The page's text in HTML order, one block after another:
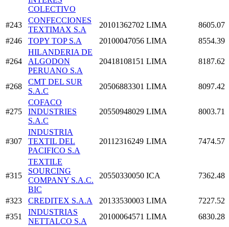
COLECTIVO
#243
CONFECCIONES
TEXTIMAX S.A
20101362702 LIMA
8605.07
#246
TOPY TOP S.A 20100047056 LIMA 8554.39
#264
HILANDERIA DE
ALGODON
PERUANO S.A
20418108151 LIMA 8187.62
#268
CMT DEL SUR
S.A.C
20506883301 LIMA 8097.42
#275
COFACO
INDUSTRIES
S.A.C
20550948029 LIMA 8003.71
#307
INDUSTRIA
TEXTIL DEL
PACIFICO S.A
20112316249 LIMA 7474.57
#315
TEXTILE
SOURCING
COMPANY S.A.C.
BIC
20550330050 ICA 7362.48
#323 CREDITEX S.A.A 20133530003 LIMA
7227.52
#351
INDUSTRIAS
NETTALCO S.A
20100064571 LIMA 6830.28